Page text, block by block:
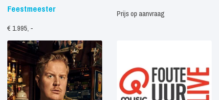
Feestmeester
€ 1.995, -
Prijs op aanvraag